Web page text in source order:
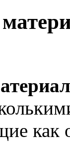
как